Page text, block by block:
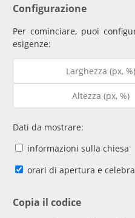
Configurazione
Per cominciare, puoi
esigenze:
Dati da mostrare:
informazioni sulla chiesa
orari di apertura e
Copia il codice